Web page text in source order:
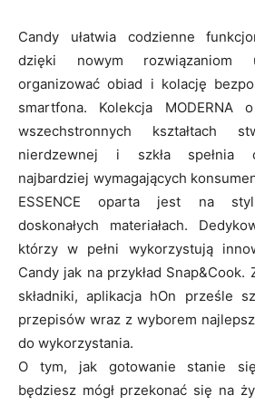
Candy ułatwia codzienne
dzięki nowym rozwiązaniom
organizować obiad i kolację
smartfona. Kolekcja MODERNA
wszechstronnych kształtach
nierdzewnej i szkła spełnia
najbardziej wymagających
ESSENCE oparta jest na
doskonałych materiałach.
którzy w pełni wykorzystują
Candy jak na przykład Snap&Cook.
składniki, aplikacja hOn prześle
przepisów wraz z wyborem
do wykorzystania.
O tym, jak gotowanie stanie
będziesz mógł przekonać się na